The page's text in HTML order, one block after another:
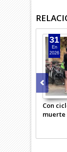
Con
muerte
31
En
2026